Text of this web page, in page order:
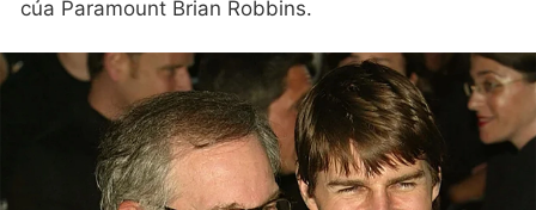
của Paramount Brian Robbins.